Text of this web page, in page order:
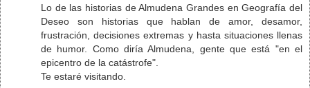
Lo de las historias de Almudena Grandes en Geografía del
Deseo son historias que hablan de amor, desamor,
frustración, decisiones extremas y hasta situaciones llenas
de humor. Como diría Almudena, gente que está "en el
epicentro de la catástrofe".
Te estaré visitando.